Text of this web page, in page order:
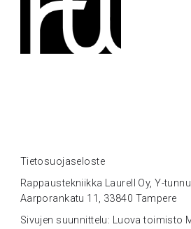
Tietosuojaseloste
Rappaustekniikka Laurell Oy, Y-
Aarporankatu 11, 33840 Tampere
Sivujen suunnittelu: Luova toimisto